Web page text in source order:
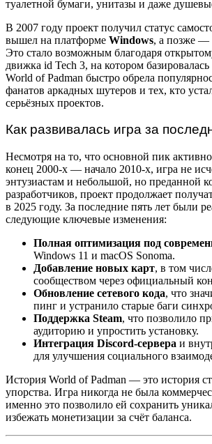
туалетной бумаги, унитазы и даже
В 2007 году проект получил статус
вышел на платформе Windows, а позже —
Это стало возможным благодаря
движка id Tech 3, на котором базировалась
World of Padman быстро обрела
фанатов аркадных шутеров и тех, кто
серьёзных проектов.
Как развивалась игра за
Несмотря на то, что основной пик
конец 2000-х — начало 2010-х, игра не
энтузиастам и небольшой, но преданной
разработчиков, проект продолжает
в 2025 году. За последние пять лет были
следующие ключевые изменения:
Полная оптимизация под
Windows 11 и macOS Sonoma.
Добавление новых карт, в том
сообществом через официальный
Обновление сетевого кода, что
пинг и устранило старые баги
Поддержка Steam, что позволило
аудиторию и упростить установку.
Интеграция Discord-сервера и
для улучшения социального
История World of Padman — это история
упорства. Игра никогда не была
именно это позволило ей сохранить
избежать монетизации за счёт баланса.